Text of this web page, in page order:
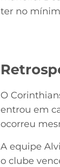
ter no
O
entrou em
ocorreu
A equipe
o clube